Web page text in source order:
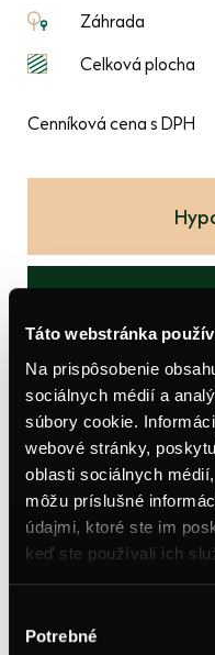
Táto webstránka
Na prispôsobenie
sociálnych médií a
súbory cookie.
webové stránky,
oblasti sociálnych
môžu príslušné
údajmi, ktoré ste im
keď ste používali ich
súhlasu
Potrebné
Záhrada
Celková plocha
Cenníková cena s DPH
Navštívte
Agátoch
Dohodnite si